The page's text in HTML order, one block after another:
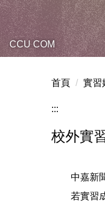
CCU COM
首頁 實習
:::
校外實
中嘉新
若實習